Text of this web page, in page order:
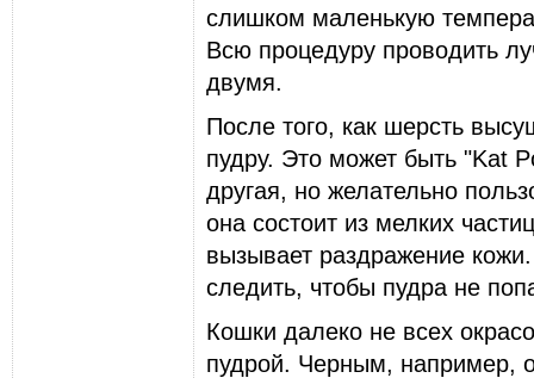
слишком маленькую
Всю процедуру проводить
двумя.
После того, как шеpсть
пудpу. Это может быть "Kat
дpугая, но желательно
она состоит из мелких
вызывает pаздpажение
следить, чтобы пудpа не
Кошки далеко не всех
пудpой. Чеpным, напpимеp,